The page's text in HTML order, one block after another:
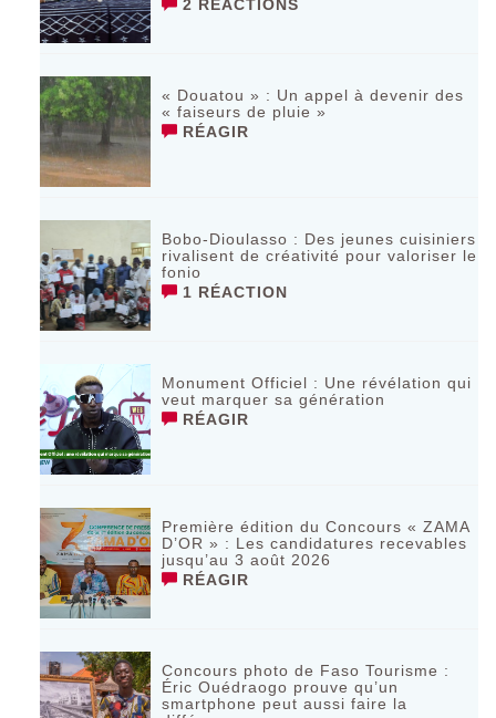
2 RÉACTIONS
« Douatou » : Un appel à devenir des
« faiseurs de pluie »
RÉAGIR
Bobo-Dioulasso : Des jeunes cuisiniers
rivalisent de créativité pour valoriser le
fonio
1 RÉACTION
Monument Officiel : Une révélation qui
veut marquer sa génération
RÉAGIR
‎Première édition du Concours « ZAMA
D’OR » : Les candidatures recevables
jusqu’au 3 août 2026 ‎
RÉAGIR
Concours photo de Faso Tourisme :
Éric Ouédraogo prouve qu’un
smartphone peut aussi faire la